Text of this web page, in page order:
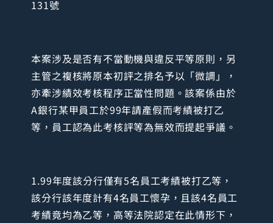
131號
本案涉及是否有不當動機與違反平等原則，另
主管之複核將原本初評之排名予以「微調」，
亦牽涉績效考核程序正當性問題。該案係由於
A銀行某甲員工於99年請產假而考績被打乙
等，員工認為此考核評等為無效而提起爭議。
1.99年度該分行僅有5名員工考績被打乙等，
該分行該年度計有4名員工懷孕，且該4名員工
考績竟均為乙等，高等法院認定在此情形下，